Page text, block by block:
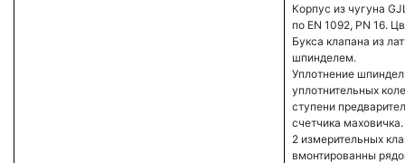
Корпус из чугуна
по EN 1092, PN 16.
Букса клапана из
шпинделем.
Уплотнение
уплотнительных
ступени
счетчика маховичка.
2 измерительных
вмонтированны